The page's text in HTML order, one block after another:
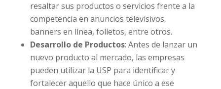
resaltar sus productos o servicios frente a la
competencia en anuncios televisivos,
banners en línea, folletos, entre otros.
Desarrollo de Productos: Antes de lanzar un
nuevo producto al mercado, las empresas
pueden utilizar la USP para identificar y
fortalecer aquello que hace único a ese